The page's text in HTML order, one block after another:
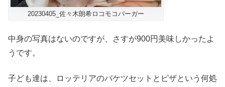
20230405_佐々木朗希ロコモコバーガー
中身の写真はないのですが、さすが900円美味しかったよ
うです。
子ども達は、ロッテリアのバケツセットとピザという何処